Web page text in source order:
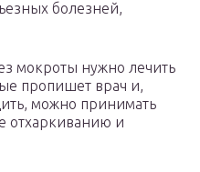
болезней,
мокроты нужно лечить
пропишет врач и,
можно принимать
отхаркиванию и